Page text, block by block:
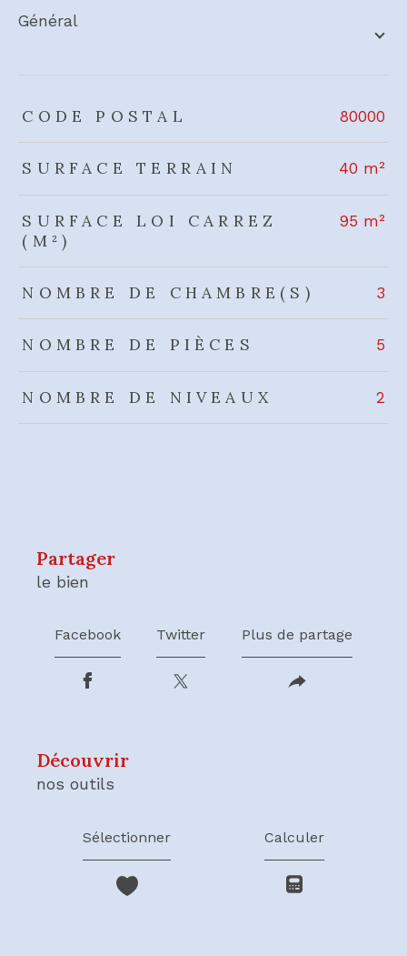
général
TRAD_ZEPHYR_Caracteristique TRAD_ZEPHYR_Valeurs
CODE POSTAL 80000
SURFACE TERRAIN 40 m²
SURFACE LOI CARREZ
(M²)
95 m²
NOMBRE DE CHAMBRE(S) 3
NOMBRE DE PIÈCES 5
NOMBRE DE NIVEAUX 2
partager
le bien
Facebook Twitter Plus de partage
découvrir
nos outils
Sélectionner Calculer